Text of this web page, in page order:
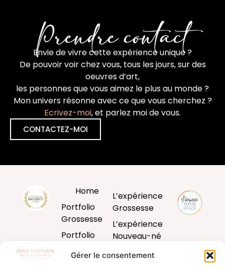
Gérer le consentement
Prendre contact
Envie de vivre cette expérience unique ?
De pouvoir voir chez vous, tous les jours, sur des
oeuvres d’art,
les personnes que vous aimez le plus au monde ?
Mon univers résonne avec ce que vous cherchez ?
Ecrivez-moi, et parlez moi de vous.
CONTACTEZ-MOI
Home
Portfolio
Grossesse
Portfolio
L’expérience
Grossesse
L’expérience
Nouveau-né
L’expérience